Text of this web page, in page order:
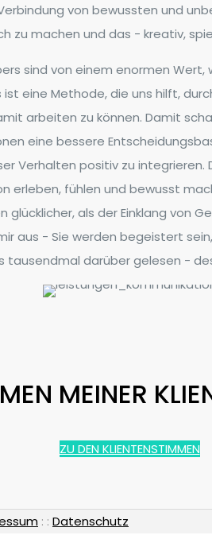
von bewussten und
zu machen und das - kreativ,
sind von einem enormen
eine Methode, die uns hilft,
arbeiten zu können. Damit
eine bessere
Verhalten positiv zu integrieren.
erleben, fühlen und bewusst
als der Einklang von
aus - Sie werden begeistert
tausendmal darüber gelesen -
MEINER
ZU DEN KLIENTENSTIMMEN
: : Datenschutz